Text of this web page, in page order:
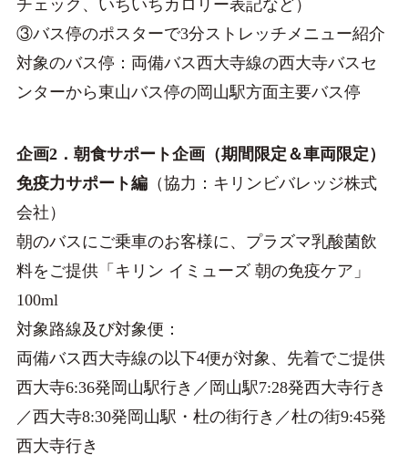
チェック、いちいちカロリー表記など）
③バス停のポスターで3分ストレッチメニュー紹介
対象のバス停：両備バス西大寺線の西大寺バスセ
ンターから東山バス停の岡山駅方面主要バス停
企画2．朝食サポート企画（期間限定＆車両限定）
免疫力サポート編（協力：キリンビバレッジ株式
会社）
朝のバスにご乗車のお客様に、プラズマ乳酸菌飲
料をご提供「キリン イミューズ 朝の免疫ケア」
100ml
対象路線及び対象便：
両備バス西大寺線の以下4便が対象、先着でご提供
西大寺6:36発岡山駅行き／岡山駅7:28発西大寺行き
／西大寺8:30発岡山駅・杜の街行き／杜の街9:45発
西大寺行き